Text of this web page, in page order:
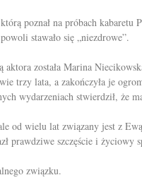
poznał na próbach kabaretu
stawało się „niezdrowe”.
została Marina
trzy lata, a zakończyła je
wydarzeniach stwierdził, że
od wielu lat związany jest z
prawdziwe szczęście i życiowy
związku.